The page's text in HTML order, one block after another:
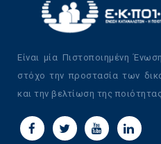
Είναι μία Πιστοποιημένη
στόχο την προστασία των
και την βελτίωση της